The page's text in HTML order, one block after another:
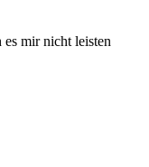
es mir nicht leisten